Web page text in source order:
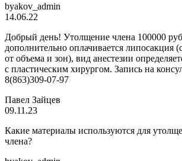
byakov_admin
14.06.22
Добрый день! Утолщение члена 100000
дополнительно оплачивается липосакция
от объема и зон), вид анестезии
с пластическим хирургом. Запись на
8(863)309-07-97
Павел Зайцев
09.11.23
Какие материалы используются для
члена?